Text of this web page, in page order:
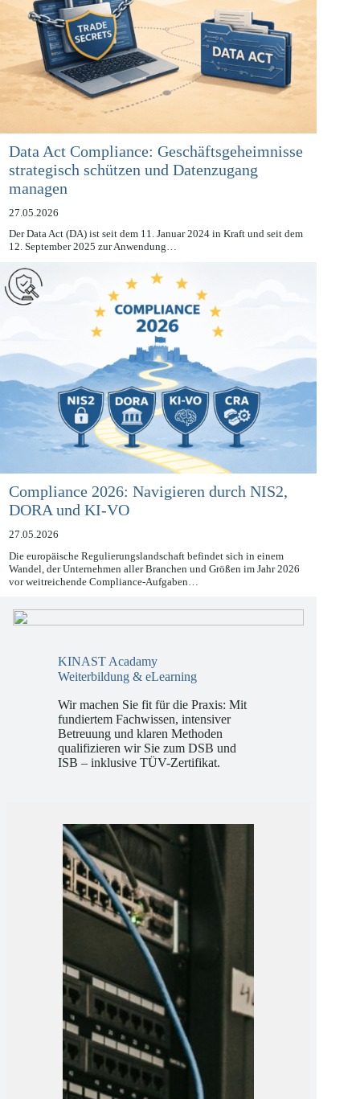
Data Act Compliance: Geschäftsgeheimnisse
strategisch schützen und Datenzugang
managen
27.05.2026
Der Data Act (DA) ist seit dem 11. Januar 2024 in Kraft und seit dem
Compliance 2026: Navigieren durch NIS2,
DORA und KI-VO
27.05.2026
Die europäische Regulierungslandschaft befindet sich in einem
Wandel, der Unternehmen aller Branchen und Größen im Jahr 2026
KINAST Acadamy
Wir machen Sie fit für die Praxis: Mit
fundiertem Fachwissen, intensiver
Betreuung und klaren Methoden
qualifizieren wir Sie zum DSB und